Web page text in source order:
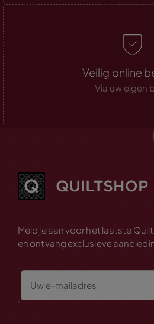
Veilig online
Via uw eigen
Meld je aan voor het laatste
en ontvang exclusieve